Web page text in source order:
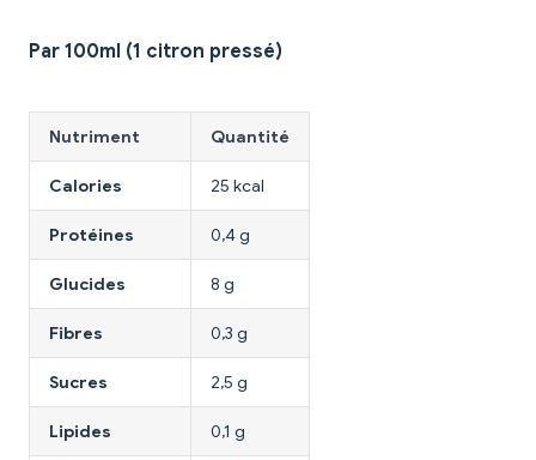
Par 100ml (1 citron pressé)
Nutriment Quantité
Calories 25 kcal
Protéines 0,4 g
Glucides 8 g
Fibres 0,3 g
Sucres 2,5 g
Lipides 0,1 g